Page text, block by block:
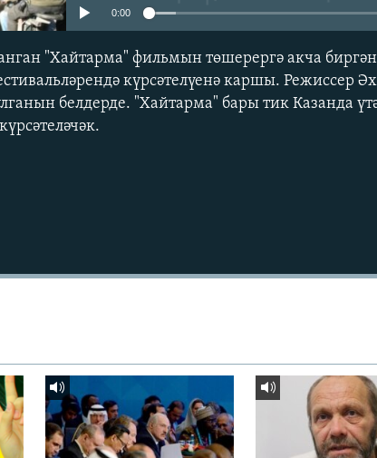
0:00
"Хайтарма" фильмын төшерергә акча
күрсәтелүенә каршы. Режиссер
белдерде. "Хайтарма" бары тик Казанда